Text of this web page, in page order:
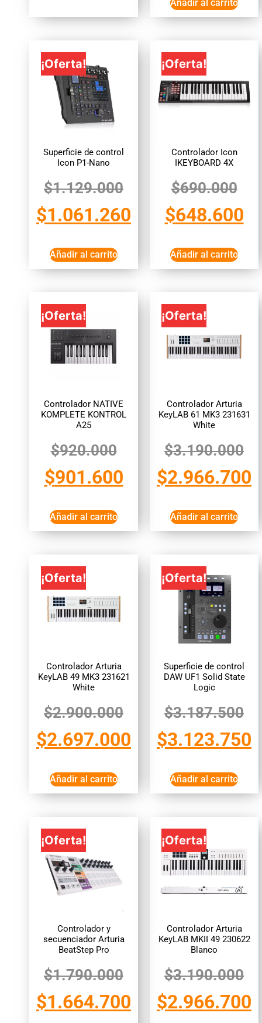
Añadir al carrito
¡Oferta!
Superficie de control
Icon P1-Nano
$1.129.000
$1.061.260
Añadir al carrito
¡Oferta!
Controlador Icon
IKEYBOARD 4X
$690.000
$648.600
Añadir al carrito
¡Oferta!
Controlador NATIVE
KOMPLETE KONTROL
A25
$920.000
$901.600
Añadir al carrito
¡Oferta!
Controlador Arturia
KeyLAB 61 MK3 231631
White
$3.190.000
$2.966.700
Añadir al carrito
¡Oferta!
Controlador Arturia
KeyLAB 49 MK3 231621
White
$2.900.000
$2.697.000
Añadir al carrito
¡Oferta!
Superficie de control
DAW UF1 Solid State
Logic
$3.187.500
$3.123.750
Añadir al carrito
¡Oferta!
Controlador y
secuenciador Arturia
BeatStep Pro
$1.790.000
$1.664.700
¡Oferta!
Controlador Arturia
KeyLAB MKII 49 230622
Blanco
$3.190.000
$2.966.700